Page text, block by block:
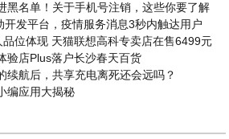
黑名单！关于手机号注销，这些你要了解
开发平台，疫情服务消息3秒内触达用户
位体现 天猫联想高科专卖店在售6499元
验店Plus落户长沙春天百货
续航后，共享充电离死还会远吗？
编应用大揭秘